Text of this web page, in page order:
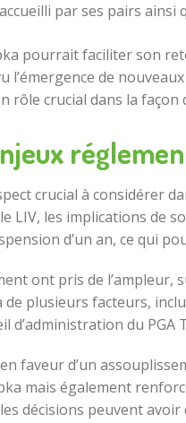
par ses pairs
pourrait faciliter son
l’émergence de
rôle crucial dans la
crucial à considérer
les implications de
d’un an, ce qui
ont pris de
plusieurs facteurs,
d’administration du
faveur d’un
mais également
décisions peuvent